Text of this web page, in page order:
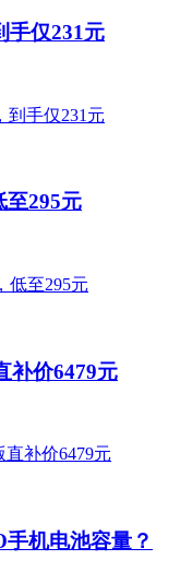
手仅231元
至295元
补价6479元
机电池容量？